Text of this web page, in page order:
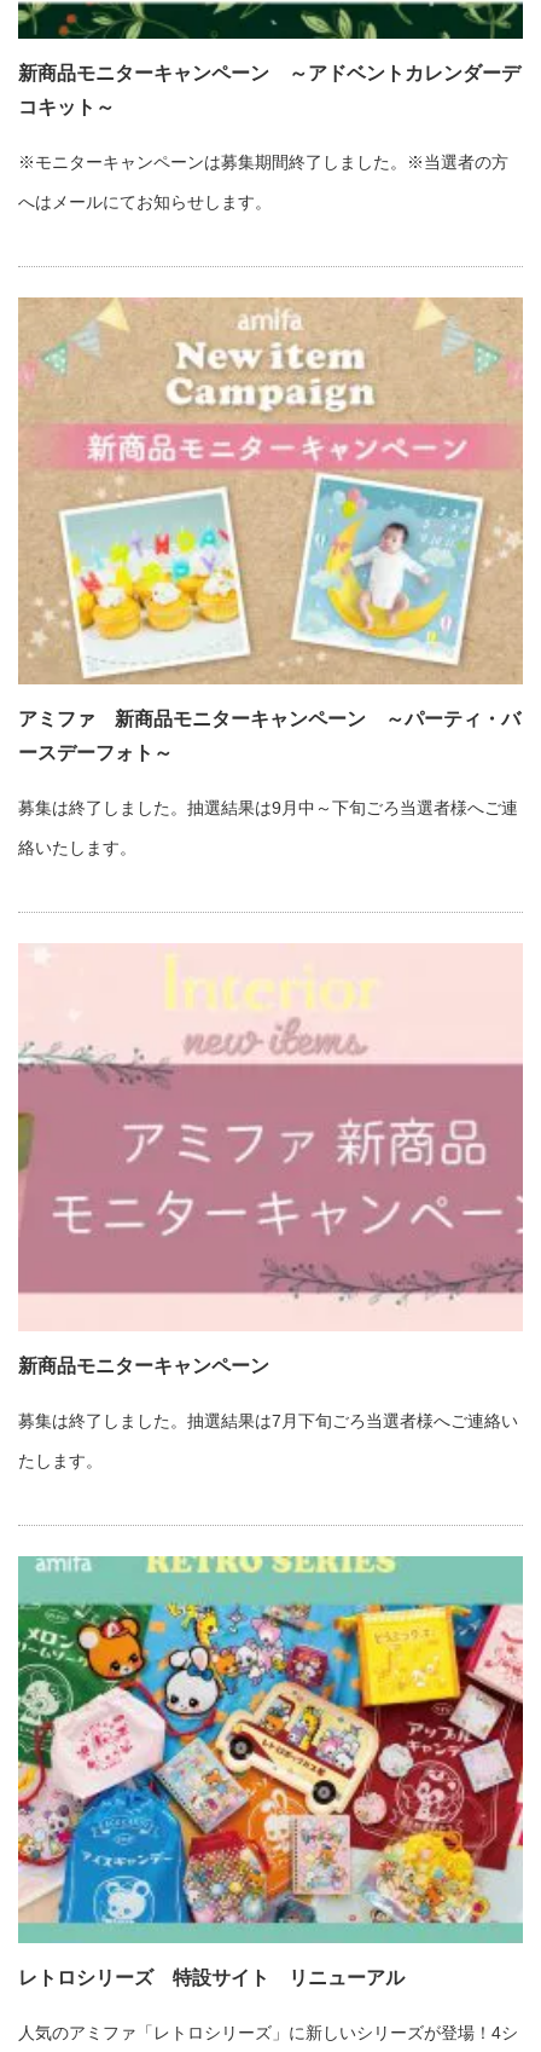
新商品モニターキャンペーン ～アドベントカレンダーデ
コキット～
※モニターキャンペーンは募集期間終了しました。※当選者の方
へはメールにてお知らせします。
アミファ 新商品モニターキャンペーン ～パーティ・バ
ースデーフォト～
募集は終了しました。抽選結果は9月中～下旬ごろ当選者様へご連
絡いたします。
新商品モニターキャンペーン
募集は終了しました。抽選結果は7月下旬ごろ当選者様へご連絡い
たします。
レトロシリーズ 特設サイト リニューアル
人気のアミファ「レトロシリーズ」に新しいシリーズが登場！4シ